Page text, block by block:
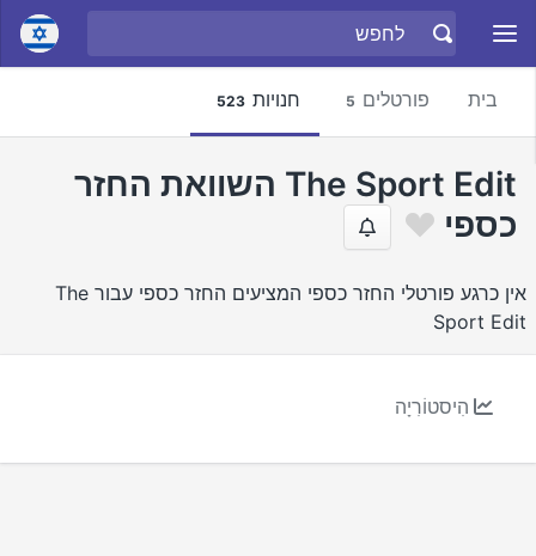
בית פורטלים 5 חנויות 523
The Sport Edit השוואת החזר
כספי
אין כרגע פורטלי החזר כספי המציעים החזר כספי עבור The
Sport Edit
הִיסטוֹרִיָה